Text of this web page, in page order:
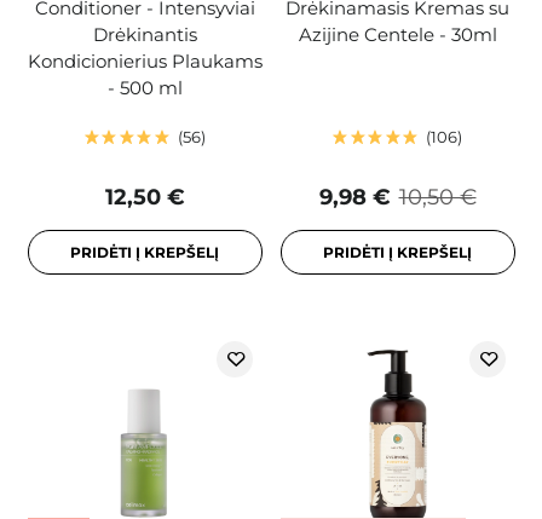
Conditioner - Intensyviai
Drėkinantis
Kondicionierius Plaukams
- 500 ml
56
12,50 €
PRIDĖTI Į KREPŠELĮ
Drėkinamasis Kremas su
Azijine Centele - 30ml
106
10,50 €
9,98 €
PRIDĖTI Į KREPŠELĮ